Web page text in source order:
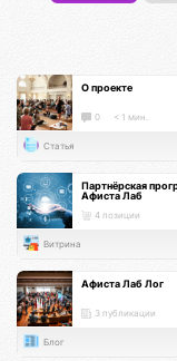
О проекте
0 < 1 мин.
Статья
Партнёрская
Афиста Лаб
4 позиции
Витрина
Афиста Лаб Лог
3 публикации
Блог